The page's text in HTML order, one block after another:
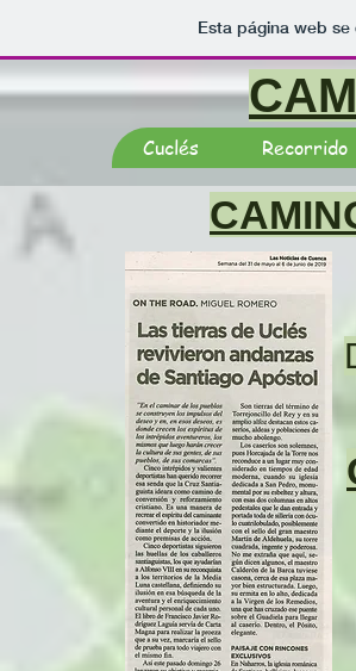
Esta página web
Cuclés Recorrido